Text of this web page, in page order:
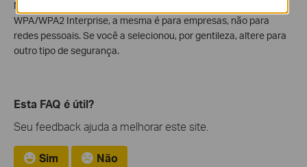
Na realidade, você não pode selecionar o tipo de segurança
WPA/WPA2 Interprise, a mesma é para empresas, não para
redes pessoais. Se você a selecionou, por gentileza, altere para
outro tipo de segurança.
Esta FAQ é útil?
Seu feedback ajuda a melhorar este site.
Sim Não